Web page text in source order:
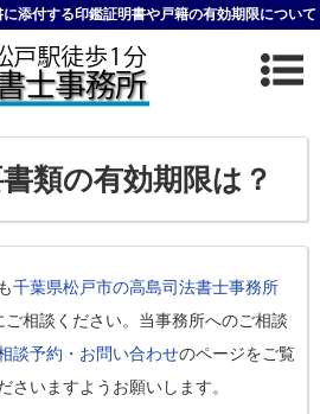
添付する印鑑証明書や戸籍の有効期限について
類の有効期限は？
千葉県松戸市の高島司法書士事務所
ご相談ください。当事務所へのご相談
談予約・お問い合わせのページをご覧
さいますようお願いします。